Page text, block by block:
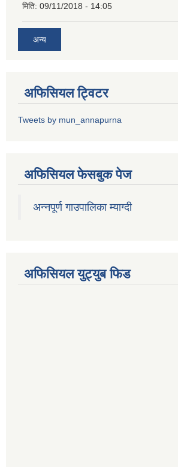
मिति: 09/11/2018 - 14:05
अन्य
अफिसियल ट्विटर
Tweets by mun_annapurna
अफिसियल फेसबुक पेज
अन्नपूर्ण गाउपालिका म्याग्दी
अफिसियल युट्युब फिड